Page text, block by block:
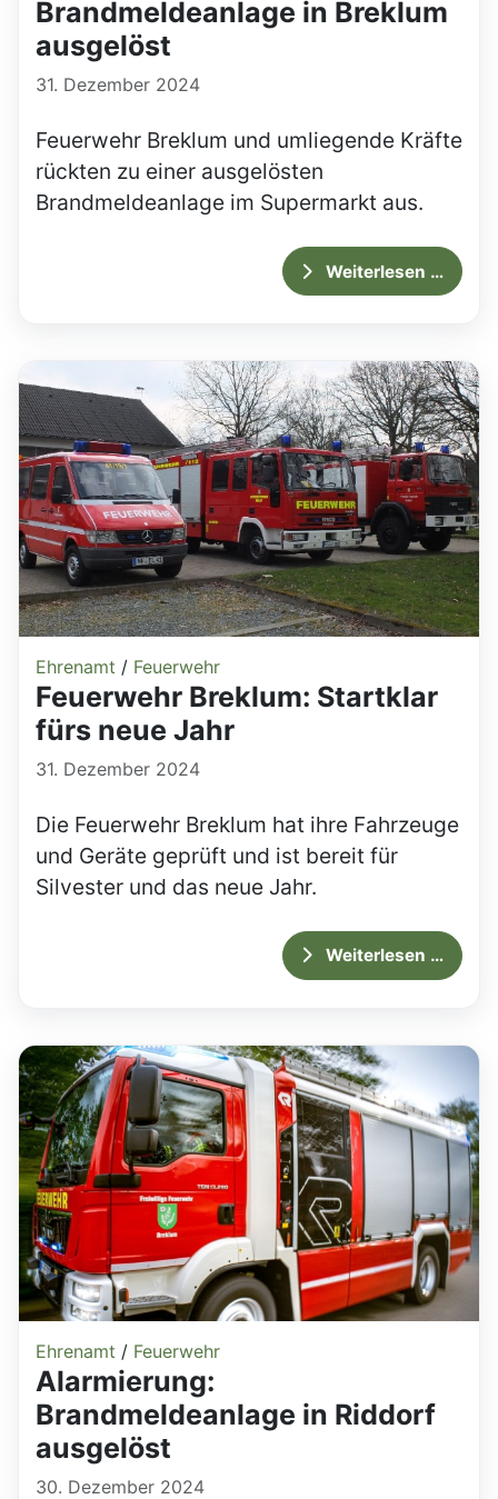
Brandmeldeanlage in Breklum
ausgelöst
31. Dezember 2024
Feuerwehr Breklum und umliegende Kräfte
rückten zu einer ausgelösten
Brandmeldeanlage im Supermarkt aus.
Weiterlesen …
Ehrenamt / Feuerwehr
Feuerwehr Breklum: Startklar
fürs neue Jahr
31. Dezember 2024
Die Feuerwehr Breklum hat ihre Fahrzeuge
und Geräte geprüft und ist bereit für
Silvester und das neue Jahr.
Weiterlesen …
Ehrenamt / Feuerwehr
Alarmierung:
Brandmeldeanlage in Riddorf
ausgelöst
30. Dezember 2024